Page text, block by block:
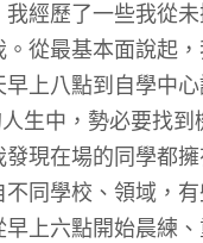
經歷了一些我從未
從最基本面說起
早上八點到自學中
人生中，勢必要找
發現在場的同學都
不同學校、領域，
上六點開始晨練